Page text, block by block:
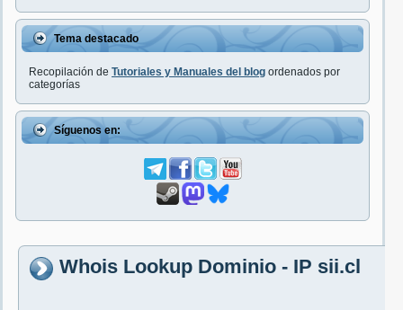
Tema destacado
Recopilación de Tutoriales y Manuales del blog ordenados por
categorías
Síguenos en:
Whois Lookup Dominio - IP sii.cl